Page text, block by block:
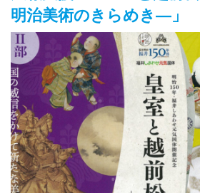
明治美術のきらめき―」